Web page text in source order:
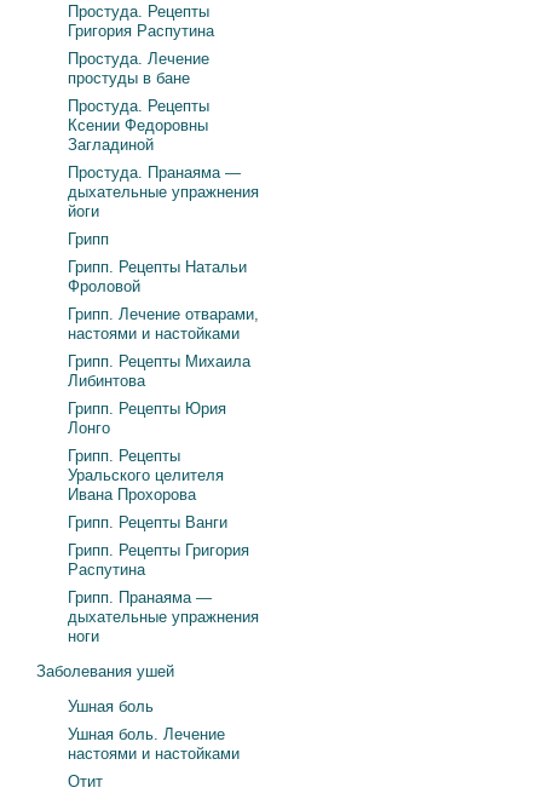
Простуда. Рецепты
Григория Распутина
Простуда. Лечение
простуды в бане
Простуда. Рецепты
Ксении Федоровны
Загладиной
Простуда. Пранаяма —
дыхательные упражнения
йоги
Грипп
Грипп. Рецепты Натальи
Фроловой
Грипп. Лечение отварами,
настоями и настойками
Грипп. Рецепты Михаила
Либинтова
Грипп. Рецепты Юрия
Лонго
Грипп. Рецепты
Уральского целителя
Ивана Прохорова
Грипп. Рецепты Ванги
Грипп. Рецепты Григория
Распутина
Грипп. Пранаяма —
дыхательные упражнения
ноги
Заболевания ушей
Ушная боль
Ушная боль. Лечение
настоями и настойками
Отит